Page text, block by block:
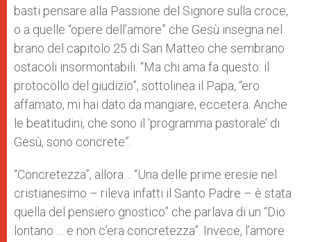
basti pensare alla Passione del Signore sulla croce,
o a quelle “opere dell’amore” che Gesù insegna nel
brano del capitolo 25 di San Matteo che sembrano
ostacoli insormontabili. “Ma chi ama fa questo: il
protocollo del giudizio”, sottolinea il Papa, “ero
affamato, mi hai dato da mangiare, eccetera. Anche
le beatitudini, che sono il ‘programma pastorale’ di
Gesù, sono concrete”.
“Concretezza”, allora… “Una delle prime eresie nel
cristianesimo – rileva infatti il Santo Padre – è stata
quella del pensiero gnostico” che parlava di un “Dio
lontano … e non c’era concretezza”. Invece, l’amore